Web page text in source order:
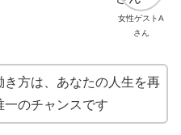
女性ゲストA
さん
き方は、あなたの人生を再
のチャンスです